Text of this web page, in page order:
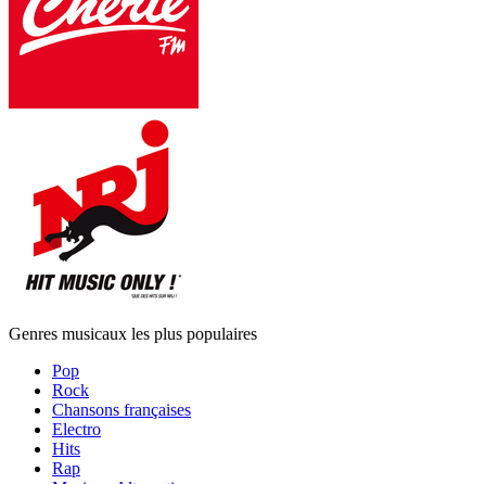
Genres musicaux les plus populaires
Pop
Rock
Chansons françaises
Electro
Hits
Rap